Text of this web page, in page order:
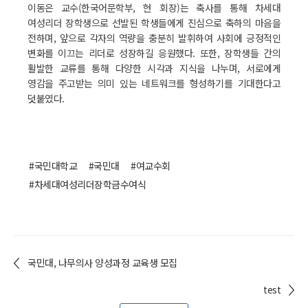
이동은 교수(한국어문학부, 현 회장)는 축사를 통해 차세대
여성리더 장학생으로 선발된 학생들에게 진심으로 축하의 마음을
전하며, 앞으로 각자의 역량을 충분히 발휘하여 사회에 긍정적인
변화를 이끄는 리더로 성장하길 응원했다. 또한, 장학생들 간의
활발한 교류를 통해 다양한 시각과 지식을 나누며, 서로에게
영감을 주고받는 의미 있는 네트워크를 형성하기를 기대한다고
덧붙였다.
#국민대학교 #국민대
#여교수회
#차세대여성리더장학금수여식
국민대, 나무의사 양성과정 교육생 모집
test